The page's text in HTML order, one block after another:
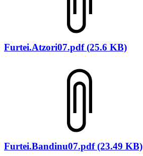
Furtei.Atzori07.pdf (25.6 KB)
Furtei.Bandinu07.pdf (23.49 KB)